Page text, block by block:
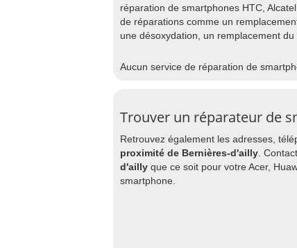
réparation de smartphones HTC,
de réparations comme un
une désoxydation, un remplacement
Aucun service de réparation de
Trouver un réparateur de
Retrouvez également les adresses,
proximité de Bernières-d'ailly .
d'ailly que ce soit pour votre Acer,
smartphone.